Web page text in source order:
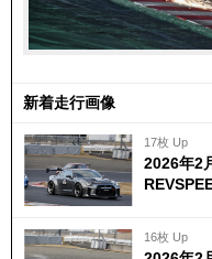
新着走行画像
17枚 Up
2026年2
16枚 Up